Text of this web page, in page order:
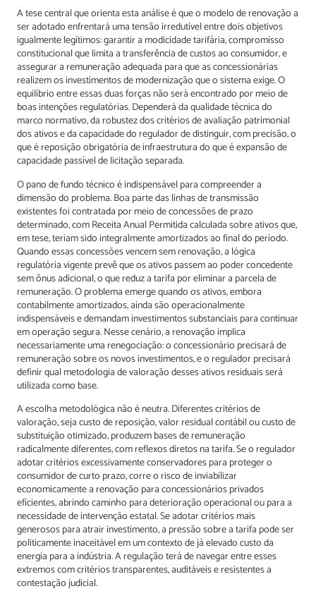
A tese central que orienta esta análise é que o modelo de renovação a
ser adotado enfrentará uma tensão irredutível entre dois objetivos
igualmente legítimos: garantir a modicidade tarifária, compromisso
constitucional que limita a transferência de custos ao consumidor, e
assegurar a remuneração adequada para que as concessionárias
realizem os investimentos de modernização que o sistema exige. O
equilíbrio entre essas duas forças não será encontrado por meio de
boas intenções regulatórias. Dependerá da qualidade técnica do
marco normativo, da robustez dos critérios de avaliação patrimonial
dos ativos e da capacidade do regulador de distinguir, com precisão, o
que é reposição obrigatória de infraestrutura do que é expansão de
capacidade passível de licitação separada.
O pano de fundo técnico é indispensável para compreender a
dimensão do problema. Boa parte das linhas de transmissão
existentes foi contratada por meio de concessões de prazo
determinado, com Receita Anual Permitida calculada sobre ativos que,
em tese, teriam sido integralmente amortizados ao final do período.
Quando essas concessões vencem sem renovação, a lógica
regulatória vigente prevê que os ativos passem ao poder concedente
sem ônus adicional, o que reduz a tarifa por eliminar a parcela de
remuneração. O problema emerge quando os ativos, embora
contabilmente amortizados, ainda são operacionalmente
indispensáveis e demandam investimentos substanciais para continuar
em operação segura. Nesse cenário, a renovação implica
necessariamente uma renegociação: o concessionário precisará de
remuneração sobre os novos investimentos, e o regulador precisará
definir qual metodologia de valoração desses ativos residuais será
utilizada como base.
A escolha metodológica não é neutra. Diferentes critérios de
valoração, seja custo de reposição, valor residual contábil ou custo de
substituição otimizado, produzem bases de remuneração
radicalmente diferentes, com reflexos diretos na tarifa. Se o regulador
adotar critérios excessivamente conservadores para proteger o
consumidor de curto prazo, corre o risco de inviabilizar
economicamente a renovação para concessionários privados
eficientes, abrindo caminho para deterioração operacional ou para a
necessidade de intervenção estatal. Se adotar critérios mais
generosos para atrair investimento, a pressão sobre a tarifa pode ser
politicamente inaceitável em um contexto de já elevado custo da
energia para a indústria. A regulação terá de navegar entre esses
extremos com critérios transparentes, auditáveis e resistentes a
contestação judicial.